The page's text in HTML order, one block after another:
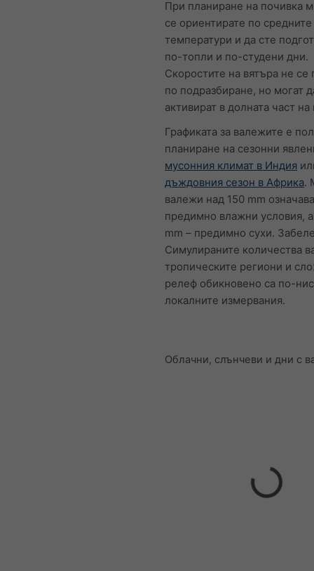
При планиране на почивка
се ориентирате по средните
температури и да сте
по-топли и по-студени дни.
Скоростите на вятъра не се
по подразбиране, но могат
активират в долната част на
Графиката за валежите е
планиране на сезонни
мусонния климат в Индия
дъждовния сезон в Африка.
валежи над 150 mm
предимно влажни условия,
mm – предимно сухи.
Симулираните количества
тропическите региони и
релеф обикновено са по-
локалните измервания.
Облачни, слънчеви и дни с